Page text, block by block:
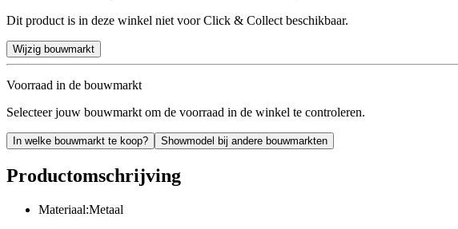
Dit product is in deze winkel niet voor Click & Collect beschikbaar.
Wijzig bouwmarkt
Voorraad in de bouwmarkt
Selecteer jouw bouwmarkt om de voorraad in de winkel te controleren.
In welke bouwmarkt te koop? Showmodel bij andere bouwmarkten
Productomschrijving
Materiaal:Metaal